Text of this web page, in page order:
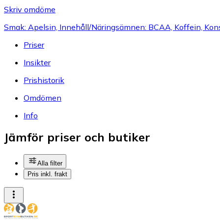
Skriv omdöme
Smak: Apelsin, Innehåll/Näringsämnen: BCAA, Koffein,
Priser
Insikter
Prishistorik
Omdömen
Info
Jämför priser och butiker
Alla filter
Pris inkl. frakt